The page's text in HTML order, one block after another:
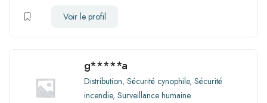
Voir le profil
g*****a
Distribution, Sécurité cynophile, Sécurité
incendie, Surveillance humaine